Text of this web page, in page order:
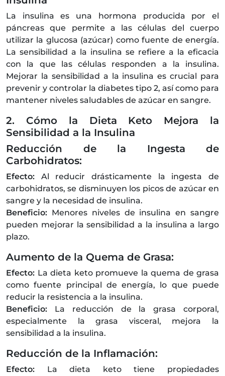
La insulina es una hormona producida por el
páncreas que permite a las células del cuerpo
utilizar la glucosa (azúcar) como fuente de energía.
La sensibilidad a la insulina se refiere a la eficacia
con la que las células responden a la insulina.
Mejorar la sensibilidad a la insulina es crucial para
prevenir y controlar la diabetes tipo 2, así como para
mantener niveles saludables de azúcar en sangre.
2. Cómo la Dieta Keto Mejora la
Sensibilidad a la Insulina
Reducción de la Ingesta de
Carbohidratos:
Efecto: Al reducir drásticamente la ingesta de
carbohidratos, se disminuyen los picos de azúcar en
sangre y la necesidad de insulina.
Beneficio: Menores niveles de insulina en sangre
pueden mejorar la sensibilidad a la insulina a largo
plazo.
Aumento de la Quema de Grasa:
Efecto: La dieta keto promueve la quema de grasa
como fuente principal de energía, lo que puede
reducir la resistencia a la insulina.
Beneficio: La reducción de la grasa corporal,
especialmente la grasa visceral, mejora la
sensibilidad a la insulina.
Reducción de la Inflamación:
Efecto: La dieta keto tiene propiedades